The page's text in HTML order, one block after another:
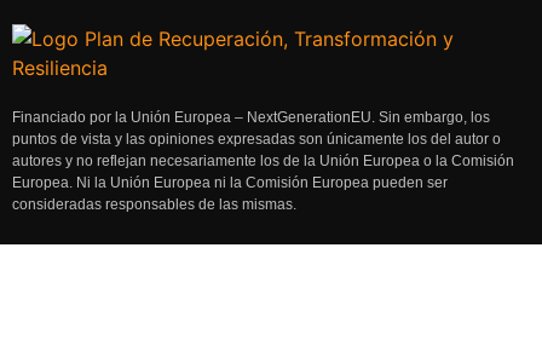
Financiado por la Unión Europea – NextGenerationEU. Sin embargo, los
puntos de vista y las opiniones expresadas son únicamente los del autor o
autores y no reflejan necesariamente los de la Unión Europea o la Comisión
Europea. Ni la Unión Europea ni la Comisión Europea pueden ser
consideradas responsables de las mismas.